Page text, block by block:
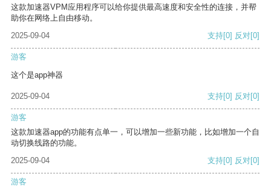
这款加速器VPM应用程序可以给你提供最高速度和安全性的连接，并帮
助你在网络上自由移动。
2025-09-04
支持[0] 反对[0]
游客
这个是app神器
2025-09-04 支持[0] 反对[0]
游客
这款加速器app的功能有点单一，可以增加一些新功能，比如增加一个自
动切换线路的功能。
2025-09-04
支持[0] 反对[0]
游客